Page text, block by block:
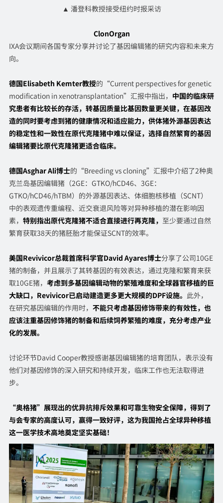
▲ 潘登科教授接受纽约时报采访
ClonOrgan
IXA会议期间各国专家分享并讨论了基因编辑猪的研究内容和未来方
向。
德国Elisabeth Kemter教授的“Current perspectives for genetic
modification in xenotransplantation”汇报中指出， 中国的临床研
究患者有比较长的存活，转基因质量比基因数量更关键，在基因改
造的同时要考虑到猪的健康情况和适应能力，供体猪外源基因表达
的稳定性和一致性在原代克隆猪中难以保证，选择自然繁育的基因
编辑猪要比原代克隆猪更适合临床。
德国Asghar Ali博士的“Breeding vs cloning”汇报中介绍了2种奥
克兰岛基因编辑猪（2GE：GTKO/hCD46、3GE：
GTKO/hCD46/hTBM）的外源基因表达、体细胞核移植（SCNT）
中的表观遗传重编程、近交衰退风险等对异种移植的潜在影响因
素， 特别指出原代克隆猪不适合直接进行再克隆， 至少要通过自然
繁育获取38天的猪胚胎才能保证SCNT的效率。
美国Revivicor总裁首席科学官David Ayares博士分享了公司10GE
猪的制备，并且展示了其转基因的有效表达，通过克隆和繁育来获
取10GE猪， 考虑到多基因编辑动物的繁殖难度和全球器官移植的巨
大缺口，Revivicor已启动建造更多更大规模的DPF设施。 此外，
在研究基因编辑的作用时， 不能只考虑基因修饰带来的有效性，也
应该注重基因修饰猪的制备和后续饲养繁殖的难度，充分考虑产业
化的发展。
讨论环节David Cooper教授感谢基因编辑猪的培育团队，表示没有
他们对基因修饰的深入研究和持续开发，临床工作也无法取得进
步。
“奥格猪”展现出的优异抗排斥效果和可靠生物安全保障，得到了
与会专家的高度认可，赢得一致好评，这为我国抢占全球异种移植
这一医学技术高地奠定坚实基础！